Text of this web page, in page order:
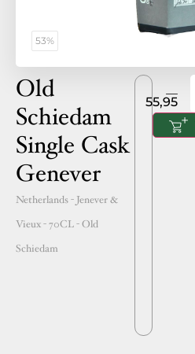
53%
Old
Schiedam
Single Cask
Genever
Netherlands- Jenever &
Vieux -70CL-Old
Schiedam
55,95